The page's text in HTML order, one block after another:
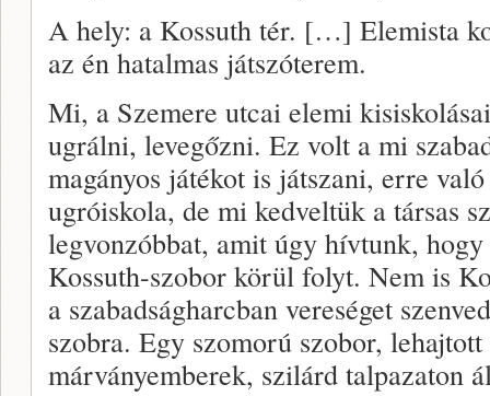
A hely: a Kossuth tér. […] Elemista
az én hatalmas játszóterem.
Mi, a Szemere utcai elemi
ugrálni, levegőzni. Ez volt a mi
magányos játékot is játszani, erre
ugróiskola, de mi kedveltük a társas
legvonzóbbat, amit úgy hívtunk,
Kossuth-szobor körül folyt. Nem is
a szabadságharcban vereséget
szobra. Egy szomorú szobor,
márványemberek, szilárd talpazaton